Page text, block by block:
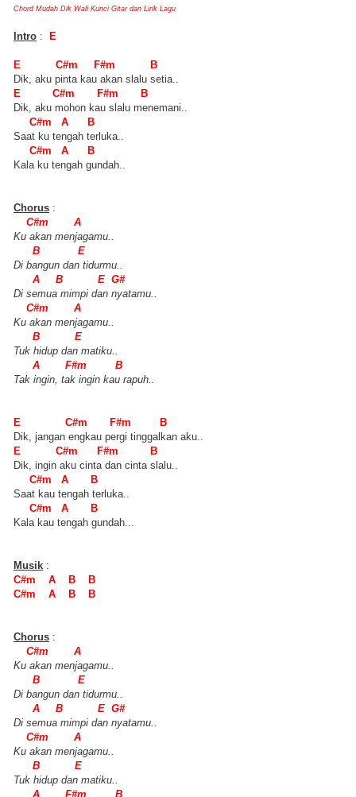
Chord Mudah Dik Wali Kunci Gitar dan Lirik Lagu
Intro : E
E C#m F#m B
Dik, aku pinta kau akan slalu setia..
E C#m F#m B
Dik, aku mohon kau slalu menemani..
C#m A B
Saat ku tengah terluka..
C#m A B
Kala ku tengah gundah..
Chorus :
C#m A
Ku akan menjagamu..
B E
Di bangun dan tidurmu..
A B E G#
Di semua mimpi dan nyatamu..
C#m A
Ku akan menjagamu..
B E
Tuk hidup dan matiku..
A F#m B
Tak ingin, tak ingin kau rapuh..
E C#m F#m B
Dik, jangan engkau pergi tinggalkan aku..
E C#m F#m B
Dik, ingin aku cinta dan cinta slalu..
C#m A B
Saat kau tengah terluka..
C#m A B
Kala kau tengah gundah...
Musik :
C#m A B B
C#m A B B
Chorus :
C#m A
Ku akan menjagamu..
B E
Di bangun dan tidurmu..
A B E G#
Di semua mimpi dan nyatamu..
C#m A
Ku akan menjagamu..
B E
Tuk hidup dan matiku..
A F#m B